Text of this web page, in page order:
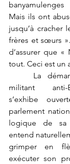
Mais ils ont
jusqu’à cracher
frères et sœurs
d’assurer que «
tout. Ceci est un
militant anti-
s’exhibe
parlement
logique de sa
entend
grimper en
exécuter son